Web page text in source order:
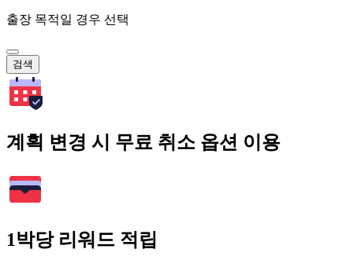
출장 목적일 경우 선택
검색
계획 변경 시 무료 취소 옵션 이용
1박당 리워드 적립